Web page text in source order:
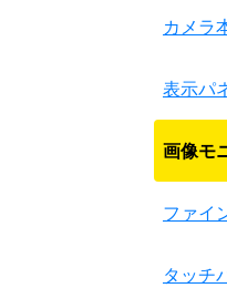
カメラ
表示パ
画像モ
ファイ
タッチ